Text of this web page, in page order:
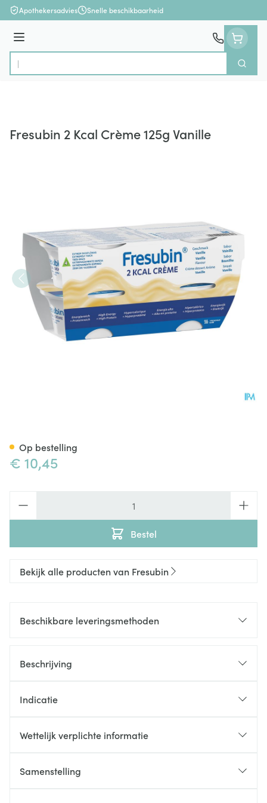
Ga naar de inhoud
Apothekersadvies Snelle beschikbaarheid
Menu
Product, merk, categorie...
Zoek
Fresubin 2 Kcal Crème 125g Vanille
€ 10,45
Bestel
Op bestelling
Bekijk alle producten van Fresubin
Beschikbare leveringsmethoden
Beschrijving
Indicatie
Wettelijk verplichte informatie
Samenstelling